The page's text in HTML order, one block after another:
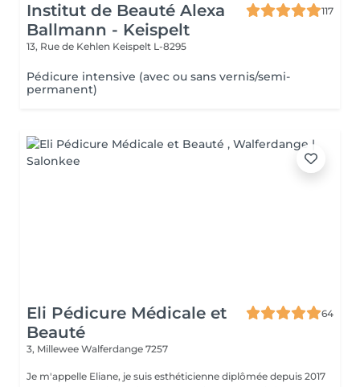
Institut de Beauté Alexa
Ballmann - Keispelt
117
13, Rue de Kehlen Keispelt L-8295
Pédicure intensive (avec ou sans vernis/semi-
permanent)
Eli Pédicure Médicale et
Beauté
64
3, Millewee Walferdange 7257
Je m'appelle Eliane, je suis esthéticienne diplômée depuis 2017